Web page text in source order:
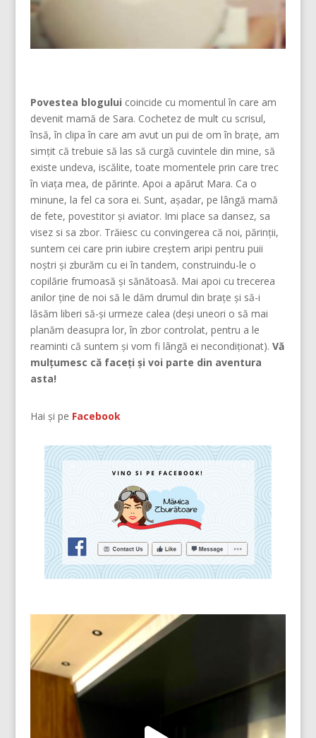
Povestea blogului coincide cu momentul în care am
devenit mamă de Sara. Cochetez de mult cu scrisul,
însă, în clipa în care am avut un pui de om în brațe, am
simțit că trebuie să las să curgă cuvintele din mine, să
existe undeva, iscălite, toate momentele prin care trec
în viața mea, de părinte. Apoi a apărut Mara. Ca o
minune, la fel ca sora ei. Sunt, așadar, pe lângă mamă
de fete, povestitor și aviator. Imi place sa dansez, sa
visez si sa zbor. Trăiesc cu convingerea că noi, părinţii,
suntem cei care prin iubire creştem aripi pentru puii
noştri şi zburăm cu ei în tandem, construindu-le o
copilărie frumoasă şi sănătoasă. Mai apoi cu trecerea
anilor ține de noi să le dăm drumul din braţe și să-i
lăsăm liberi să-și urmeze calea (deşi uneori o să mai
planăm deasupra lor, în zbor controlat, pentru a le
reaminti că suntem şi vom fi lângă ei necondiţionat). Vă
mulțumesc că faceți și voi parte din aventura
asta!
Hai și pe Facebook